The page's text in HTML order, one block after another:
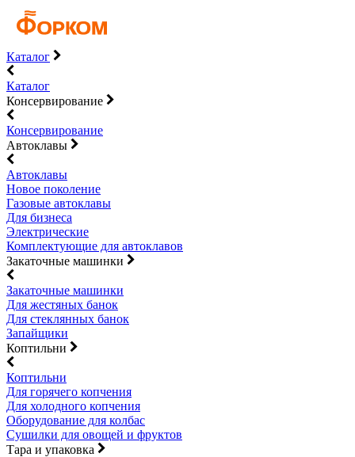
Каталог
Каталог
Консервирование
Консервирование
Автоклавы
Автоклавы
Новое поколение
Газовые автоклавы
Для бизнеса
Электрические
Комплектующие для автоклавов
Закаточные машинки
Закаточные машинки
Для жестяных банок
Для стеклянных банок
Запайщики
Коптильни
Коптильни
Для горячего копчения
Для холодного копчения
Оборудование для колбас
Сушилки для овощей и фруктов
Тара и упаковка